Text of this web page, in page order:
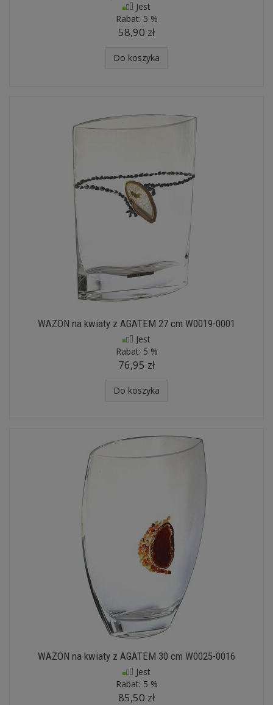
Jest
Rabat: 5 %
58,90 zł
Do koszyka
WAZON na kwiaty z AGATEM 27 cm W0019-0001
Jest
Rabat: 5 %
76,95 zł
Do koszyka
WAZON na kwiaty z AGATEM 30 cm W0025-0016
Jest
Rabat: 5 %
85,50 zł